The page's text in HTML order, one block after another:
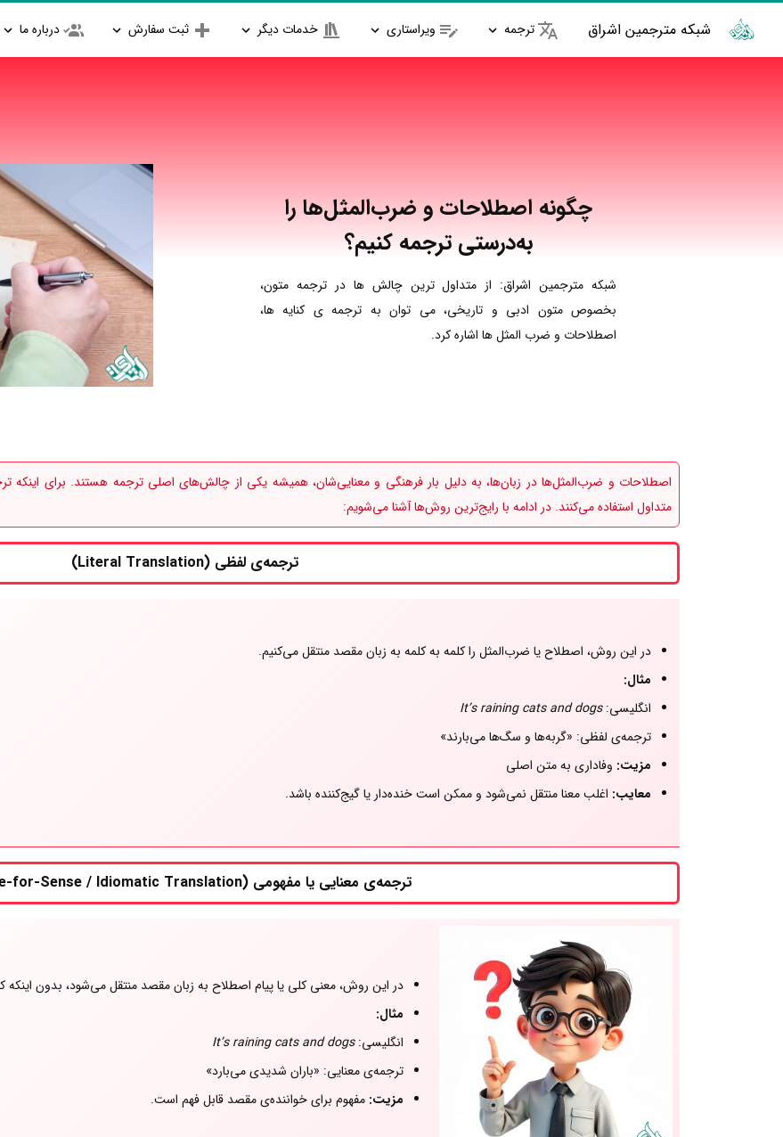
شبکه مترجمین اشراق ترجمه ویراستاری خدمات دیگر ثبت سفارش درباره ما
چگونه اصطلاحات و ضرب‌المثل‌ها را
به‌درستی ترجمه کنیم؟
شبکه مترجمین اشراق: از متداول ترین چالش ها در ترجمه متون،
بخصوص متون ادبی و تاریخی، می توان به ترجمه ی کنایه ها،
اصطلاحات و ضرب المثل ها اشاره کرد.
اصطلاحات و ضرب‌المثل‌ها در زبان‌ها، به دلیل بار فرهنگی و معنایی‌شان، همیشه یکی از چالش‌های اصلی ترجمه هستند. برای اینکه
متداول استفاده می‌کنند. در ادامه با رایج‌ترین روش‌ها آشنا می‌شویم:
ترجمه‌ی لفظی (Literal Translation)
در این روش، اصطلاح یا ضرب‌المثل را کلمه به کلمه به زبان مقصد منتقل می‌کنیم.
مثال:
انگلیسی:It’s raining cats and dogs
ترجمه‌ی لفظی: «گربه‌ها و سگ‌ها می‌بارند»
مزیت: وفاداری به متن اصلی
معایب: اغلب معنا منتقل نمی‌شود و ممکن است خنده‌دار یا گیج‌کننده باشد.
ترجمه‌ی معنایی یا مفهومی (Sense-for-Sense / Idiomatic Translation)
در این روش، معنی کلی یا پیام اصطلاح به زبان مقصد منتقل می‌شود، بدون اینکه
مثال:
انگلیسی:It’s raining cats and dogs
ترجمه‌ی معنایی: «باران شدیدی می‌بارد»
مزیت: مفهوم برای خواننده‌ی مقصد قابل فهم است.